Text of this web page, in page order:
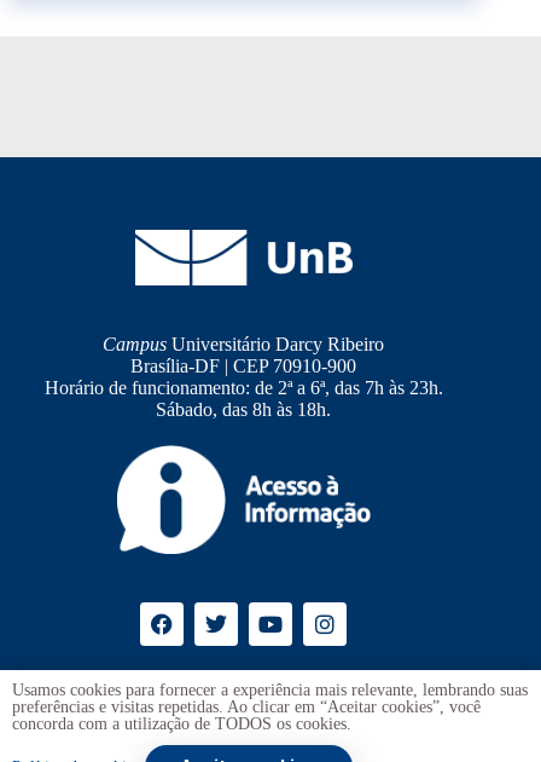
Campus Universitário Darcy Ribeiro
Brasília-DF | CEP 70910-900
Horário de funcionamento: de 2ª a 6ª, das 7h às 23h.
Sábado, das 8h às 18h.
UnB
Transparência e Prestação de Contas
Usamos cookies para fornecer a experiência mais relevante, lembrando suas
preferências e visitas repetidas. Ao clicar em “Aceitar cookies”, você
concorda com a utilização de TODOS os cookies.